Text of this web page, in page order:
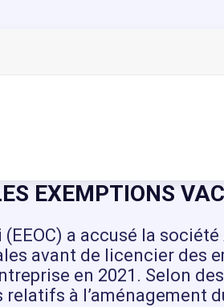
EXEMPTIONS
a accusé la
avant de licencier des
en 2021. Selon
à l’aménagement